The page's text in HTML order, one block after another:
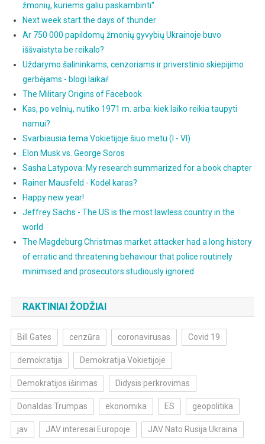
žmonių, kuriems galiu paskambinti“
Next week start the days of thunder
Ar 750 000 papildomų žmonių gyvybių Ukrainoje buvo
iššvaistyta be reikalo?
Uždarymo šalininkams, cenzoriams ir priverstinio skiepijimo
gerbėjams - blogi laikai!
The Military Origins of Facebook
Kas, po velnių, nutiko 1971 m. arba: kiek laiko reikia taupyti
namui?
Svarbiausia tema Vokietijoje šiuo metu (I - VI)
Elon Musk vs. George Soros
Sasha Latypova: My research summarized for a book chapter
Rainer Mausfeld - Kodėl karas?
Happy new year!
Jeffrey Sachs - The US is the most lawless country in the
world
The Magdeburg Christmas market attacker had a long history
of erratic and threatening behaviour that police routinely
minimised and prosecutors studiously ignored
RAKTINIAI ŽODŽIAI
Bill Gates cenzūra coronavirusas Covid 19
demokratija Demokratija Vokietijoje
Demokratijos iširimas Didysis perkrovimas
Donaldas Trumpas ekonomika ES geopolitika
jav JAV interesai Europoje JAV Nato Rusija Ukraina